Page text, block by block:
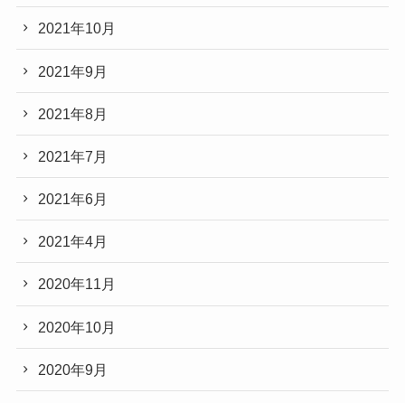
2021年10月
2021年9月
2021年8月
2021年7月
2021年6月
2021年4月
2020年11月
2020年10月
2020年9月